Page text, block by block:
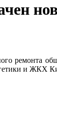
ремонта
и ЖКХ